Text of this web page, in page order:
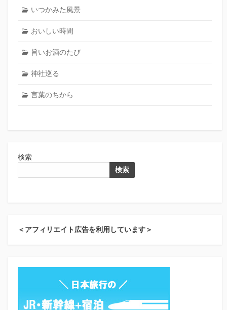
いつかみた風景
おいしい時間
旨いお酒のたび
神社巡る
言葉のちから
検索
検索
＜アフィリエイト広告を利用しています＞